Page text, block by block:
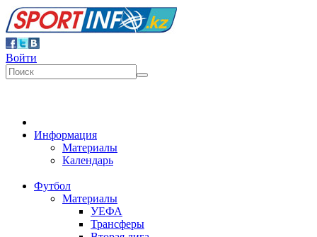
Войти
Информация
Материалы
Календарь
Футбол
Материалы
УЕФА
Трансферы